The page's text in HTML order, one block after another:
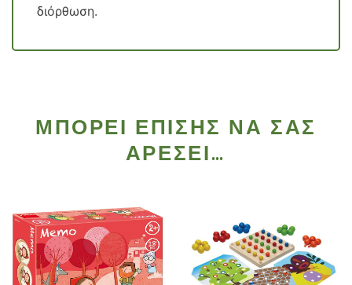
διόρθωση.
ΜΠΟΡΕΊ ΕΠΊΣΗΣ ΝΑ ΣΑΣ
ΑΡΈΣΕΙ…